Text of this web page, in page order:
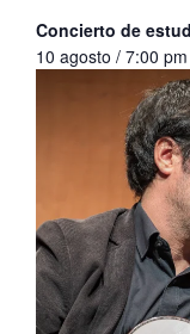
Concierto de
10 agosto / 7:00 pm